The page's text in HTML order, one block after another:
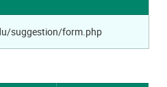
suggestion/form.php